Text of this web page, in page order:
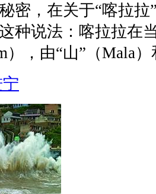
密，在关于“喀拉
种说法：喀拉拉在
），由“山”（Mala